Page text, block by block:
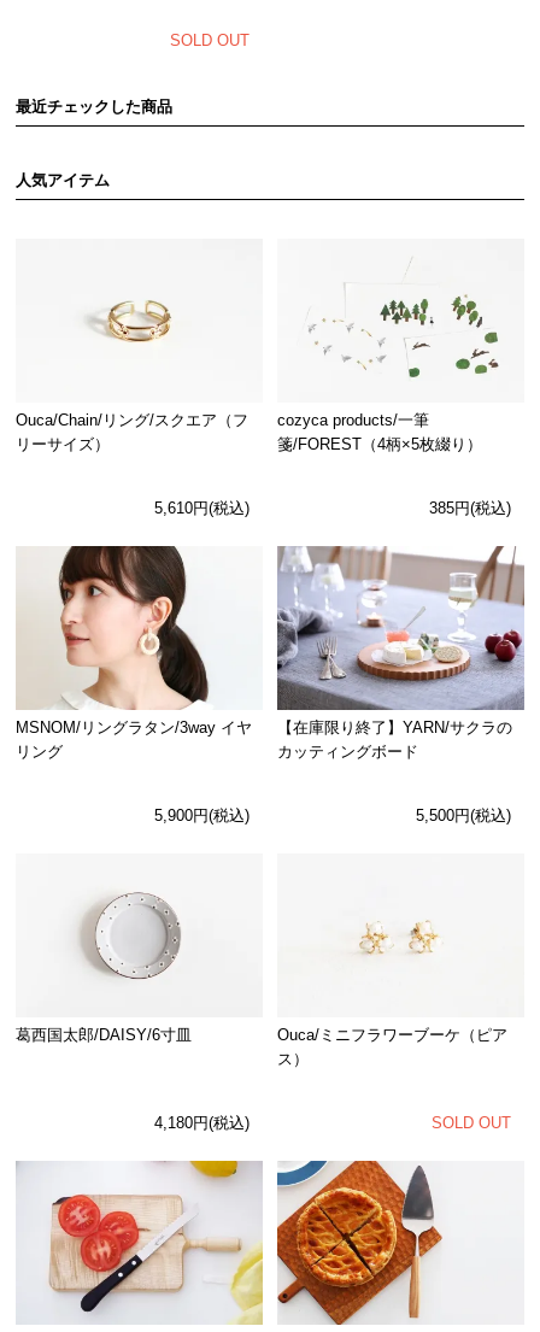
SOLD OUT
最近チェックした商品
人気アイテム
Ouca/Chain/リング/スクエア（フ
リーサイズ）
5,610円(税込)
cozyca products/一筆
箋/FOREST（4柄×5枚綴り）
385円(税込)
MSNOM/リングラタン/3way イヤ
リング
5,900円(税込)
【在庫限り終了】YARN/サクラの
カッティングボード
5,500円(税込)
葛西国太郎/DAISY/6寸皿
4,180円(税込)
Ouca/ミニフラワーブーケ（ピア
ス）
SOLD OUT